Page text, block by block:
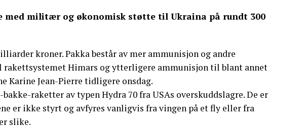
med militær og økonomisk støtte til Ukraina på rundt 300
kroner. Pakka består av mer ammunisjon og andre
rakettsystemet Himars og ytterligere ammunisjon til blant annet
Karine Jean-Pierre tidligere onsdag.
raketter av typen Hydra 70 fra USAs overskuddslagre. De er
er ikke styrt og avfyres vanligvis fra vingen på et fly eller fra
slike.